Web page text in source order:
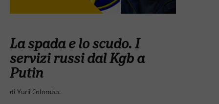
La spada e lo scudo. I
servizi russi dal Kgb a
Putin
di Yurii Colombo.